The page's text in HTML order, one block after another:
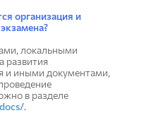
организация и
локальными
развития
и иными документами,
в разделе
.